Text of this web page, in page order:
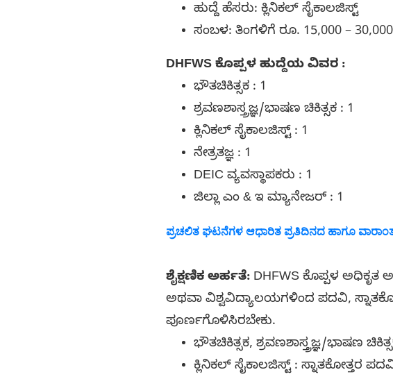
ಹುದ್ದೆ ಹೆಸರು: ಕ್ಲಿನಿಕಲ್ ಸೈಕಾಲಜಿಸ್ಟ್
ಸಂಬಳ: ತಿಂಗಳಿಗೆ ರೂ. 15,000 –
DHFWS ಕೊಪ್ಪಳ ಹುದ್ದೆಯ ವಿವರ :
ಭೌತಚಿಕಿತ್ಸಕ : 1
ಶ್ರವಣಶಾಸ್ತ್ರಜ್ಞ/ಭಾಷಣ ಚಿಕಿತ್ಸಕ : 1
ಕ್ಲಿನಿಕಲ್ ಸೈಕಾಲಜಿಸ್ಟ್ : 1
ನೇತ್ರತಜ್ಞ : 1
DEIC ವ್ಯವಸ್ಥಾಪಕರು : 1
ಜಿಲ್ಲಾ ಎಂ & ಇ ಮ್ಯಾನೇಜರ್ : 1
ಪ್ರಚಲಿತ ಘಟನೆಗಳ ಆಧಾರಿತ ಪ್ರತಿದಿನದ ಹಾಗೂ
ಶೈಕ್ಷಣಿಕ ಅರ್ಹತೆ: DHFWS ಕೊಪ್ಪಳ
ಅಥವಾ ವಿಶ್ವವಿದ್ಯಾಲಯಗಳಿಂದ ಪದವಿ,
ಪೂರ್ಣಗೊಳಿಸಿರಬೇಕು.
ಭೌತಚಿಕಿತ್ಸಕ, ಶ್ರವಣಶಾಸ್ತ್ರಜ್ಞ/ಭಾಷಣ
ಕ್ಲಿನಿಕಲ್ ಸೈಕಾಲಜಿಸ್ಟ್ : ಸ್ನಾತಕೋತ್ತರ